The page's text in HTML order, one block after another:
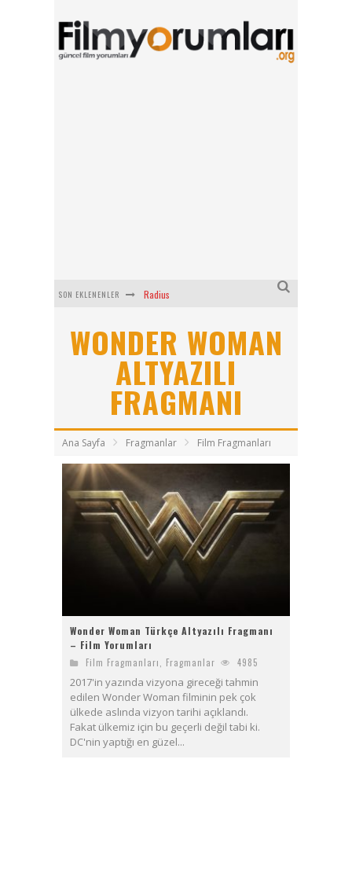
SON EKLENENLER Radius
Bayanların Sohbet Numaralarını Nereden Bulurum
Ziyaret (The Visit)
2017 Filmleri FullHDFilmin.com
Kriptoya yeni katılacaklara Bitget’te başlamak için 6 sebep!
WONDER WOMAN
ALTYAZILI
FRAGMANI
Ana Sayfa Fragmanlar Film Fragmanları
Wonder Woman Türkçe Altyazılı Fragmanı
– Film Yorumları
Film Fragmanları Fragmanlar 4985
2017'in yazında vizyona gireceği tahmin
edilen Wonder Woman filminin pek çok
ülkede aslında vizyon tarihi açıklandı.
Fakat ülkemiz için bu geçerli değil tabi ki.
DC'nin yaptığı en güzel...